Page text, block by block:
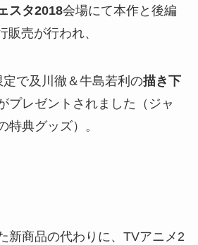
スタ2018会場にて本作と後編
販売が行われ、
で及川徹＆牛島若利の描き下
プレゼントされました​（ジャ
特典グッズ）。
新商品の代わりに、TVアニメ2